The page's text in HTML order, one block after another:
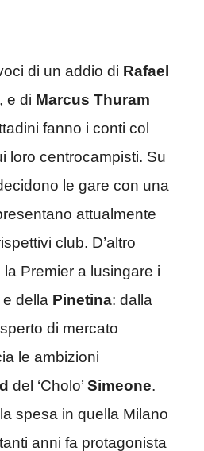
di un addio di Rafael
e di Marcus Thuram
fanno i conti col
loro centrocampisti. Su
le gare con una
attualmente
club. D’altro
la Premier a lusingare i
e della Pinetina: dalla
di mercato
le ambizioni
del ‘Cholo’ Simeone.
spesa in quella Milano
anni fa protagonista